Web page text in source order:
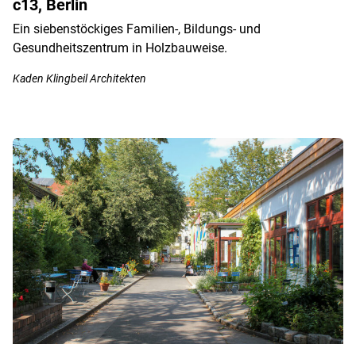
c13, Berlin
Ein siebenstöckiges Familien-, Bildungs- und
Gesundheitszentrum in Holzbauweise.
Kaden Klingbeil Architekten